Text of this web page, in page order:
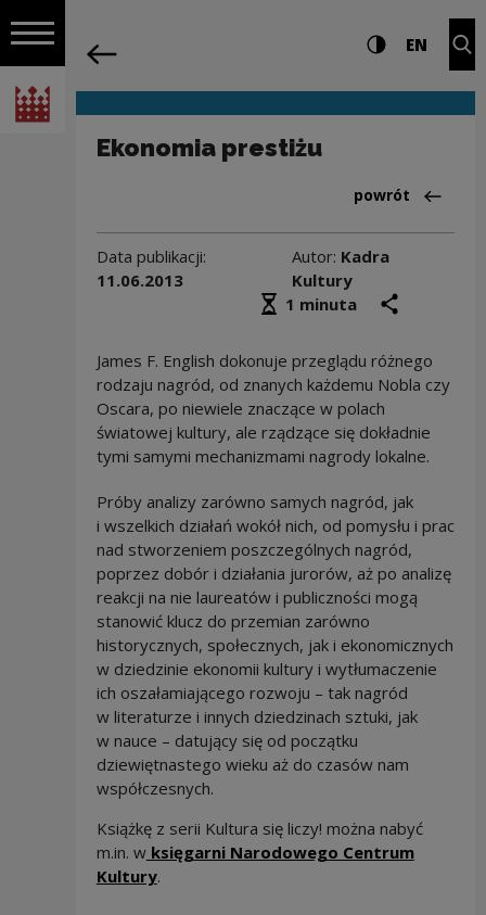
Włącz nawigację
Narodowe Centrum Kultury
Nawigacja Ustawienia i Wysoki
EN
Ekonomia prestiżu
Powrót
powrót
Data publikacji:
11.06.2013
Autor: Kadra
Kultury
Średni czas czytania
1 minuta
James F. English dokonuje przeglądu różnego
rodzaju nagród, od znanych każdemu Nobla czy
Oscara, po niewiele znaczące w polach
światowej kultury, ale rządzące się dokładnie
tymi samymi mechanizmami nagrody lokalne.
Próby analizy zarówno samych nagród, jak
i wszelkich działań wokół nich, od pomysłu i prac
nad stworzeniem poszczególnych nagród,
poprzez dobór i działania jurorów, aż po analizę
reakcji na nie laureatów i publiczności mogą
stanowić klucz do przemian zarówno
historycznych, społecznych, jak i ekonomicznych
w dziedzinie ekonomii kultury i wytłumaczenie
ich oszałamiającego rozwoju – tak nagród
w literaturze i innych dziedzinach sztuki, jak
w nauce – datujący się od początku
dziewiętnastego wieku aż do czasów nam
współczesnych.
Książkę z serii Kultura się liczy! można nabyć
m.in. wksięgarni Narodowego Centrum
Kultury.